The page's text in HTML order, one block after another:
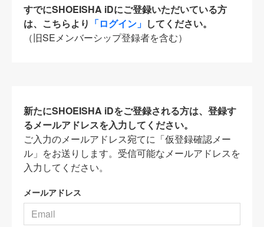
すでにSHOEISHA iDにご登録いただいている方
は、こちらより 「ログイン」 してください。
（旧SEメンバーシップ登録者を含む）
新たにSHOEISHA iDをご登録される方は、登録す
るメールアドレスを入力してください。
ご入力のメールアドレス宛てに「仮登録確認メー
ル」をお送りします。受信可能なメールアドレスを
入力してください。
メールアドレス